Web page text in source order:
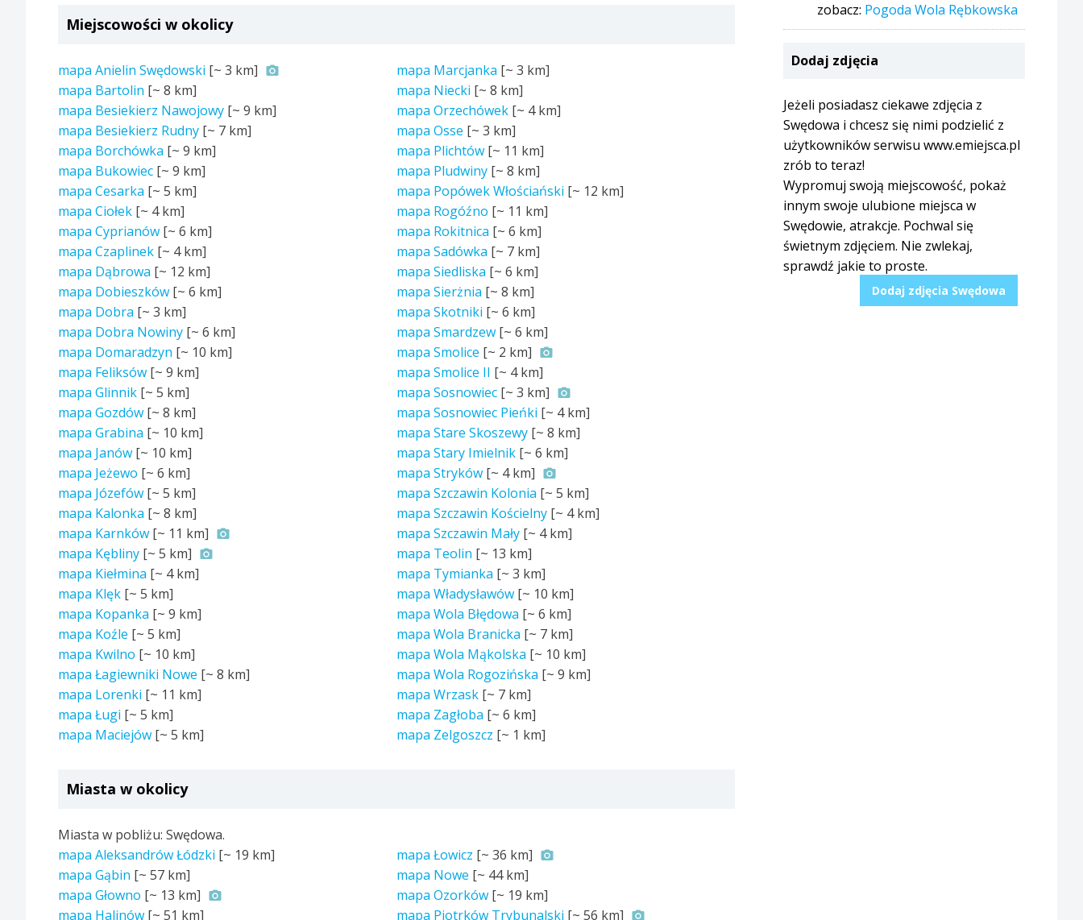
Miejscowości w okolicy
mapa Anielin Swędowski [~ 3 km]
mapa Bartolin [~ 8 km]
mapa Besiekierz Nawojowy [~ 9 km]
mapa Besiekierz Rudny [~ 7 km]
mapa Borchówka [~ 9 km]
mapa Bukowiec [~ 9 km]
mapa Cesarka [~ 5 km]
mapa Ciołek [~ 4 km]
mapa Cyprianów [~ 6 km]
mapa Czaplinek [~ 4 km]
mapa Dąbrowa [~ 12 km]
mapa Dobieszków [~ 6 km]
mapa Dobra [~ 3 km]
mapa Dobra Nowiny [~ 6 km]
mapa Domaradzyn [~ 10 km]
mapa Feliksów [~ 9 km]
mapa Glinnik [~ 5 km]
mapa Gozdów [~ 8 km]
mapa Grabina [~ 10 km]
mapa Janów [~ 10 km]
mapa Jeżewo [~ 6 km]
mapa Józefów [~ 5 km]
mapa Kalonka [~ 8 km]
mapa Karnków [~ 11 km]
mapa Kębliny [~ 5 km]
mapa Kiełmina [~ 4 km]
mapa Klęk [~ 5 km]
mapa Kopanka [~ 9 km]
mapa Koźle [~ 5 km]
mapa Kwilno [~ 10 km]
mapa Łagiewniki Nowe [~ 8 km]
mapa Lorenki [~ 11 km]
mapa Ługi [~ 5 km]
mapa Maciejów [~ 5 km]
mapa Marcjanka [~ 3 km]
mapa Niecki [~ 8 km]
mapa Orzechówek[~ 4 km]
mapa Osse [~ 3 km]
mapa Plichtów[~ 11 km]
mapa Pludwiny[~ 8 km]
mapa Popówek Włościański [~ 12 km]
mapa Rogóźno [~ 11 km]
mapa Rokitnica [~ 6 km]
mapa Sadówka [~ 7 km]
mapa Siedliska [~ 6 km]
mapa Sierżnia [~ 8 km]
mapa Skotniki [~ 6 km]
mapa Smardzew[~ 6 km]
mapa Smolice [~ 2 km]
mapa Smolice II [~ 4 km]
mapa Sosnowiec[~ 3 km]
mapa Sosnowiec Pieńki [~ 4 km]
mapa Stare Skoszewy[~ 8 km]
mapa Stary Imielnik[~ 6 km]
mapa Stryków[~ 4 km]
mapa Szczawin Kolonia [~ 5 km]
mapa Szczawin Kościelny[~ 4 km]
mapa Szczawin Mały[~ 4 km]
mapa Teolin [~ 13 km]
mapa Tymianka [~ 3 km]
mapa Władysławów[~ 10 km]
mapa Wola Błędowa [~ 6 km]
mapa Wola Branicka [~ 7 km]
mapa Wola Mąkolska [~ 10 km]
mapa Wola Rogozińska [~ 9 km]
mapa Wrzask[~ 7 km]
mapa Zagłoba [~ 6 km]
mapa Zelgoszcz [~ 1 km]
Miasta w okolicy
Miasta w pobliżu: Swędowa.
mapa Aleksandrów Łódzki [~ 19 km]
mapa Gąbin [~ 57 km]
mapa Głowno [~ 13 km]
mapa Halinów [~ 51 km]
mapa Łowicz [~ 36 km]
mapa Nowe [~ 44 km]
mapa Ozorków[~ 19 km]
mapa Piotrków Trybunalski [~ 56 km]
zobacz: Pogoda Wola Rębkowska
Dodaj zdjęcia
Jeżeli posiadasz ciekawe zdjęcia z
Swędowa i chcesz się nimi podzielić z
użytkowników serwisu www.emiejsca.pl
zrób to teraz!
Wypromuj swoją miejscowość, pokaż
innym swoje ulubione miejsca w
Swędowie, atrakcje. Pochwal się
świetnym zdjęciem. Nie zwlekaj,
sprawdź jakie to proste.
Dodaj zdjęcia Swędowa